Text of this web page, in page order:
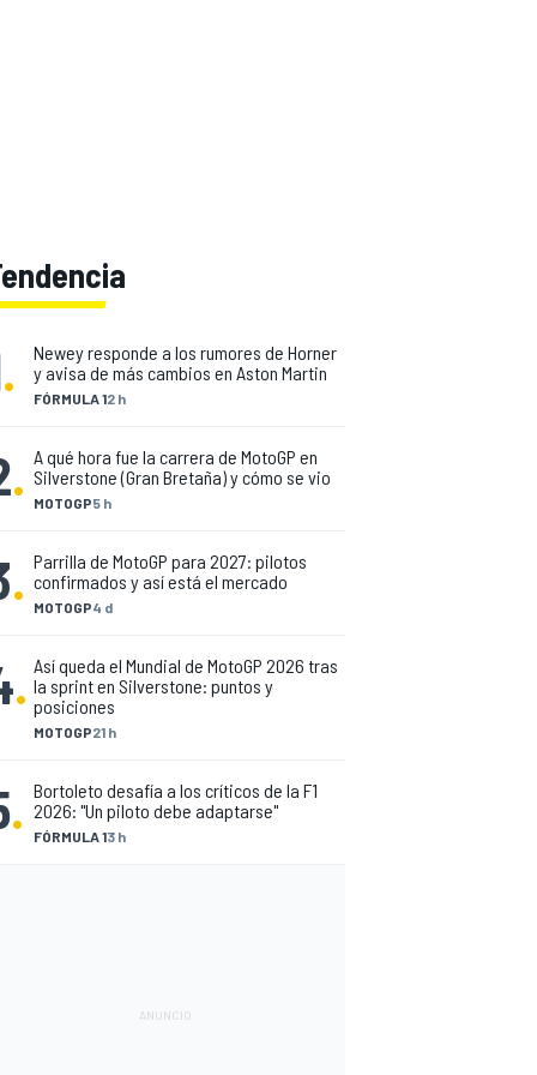
. FÓRMULA 12 h
Newey responde a los rumores de Horner
y avisa de más cambios en Aston Martin
. MOTOGP5 h
A qué hora fue la carrera de MotoGP en
Silverstone (Gran Bretaña) y cómo se vio
. MOTOGP4 d
Parrilla de MotoGP para 2027: pilotos
confirmados y así está el mercado
.
MOTOGP21 h
Así queda el Mundial de MotoGP 2026 tras
la sprint en Silverstone: puntos y
posiciones
. FÓRMULA 13 h
Bortoleto desafía a los críticos de la F1
2026: "Un piloto debe adaptarse"